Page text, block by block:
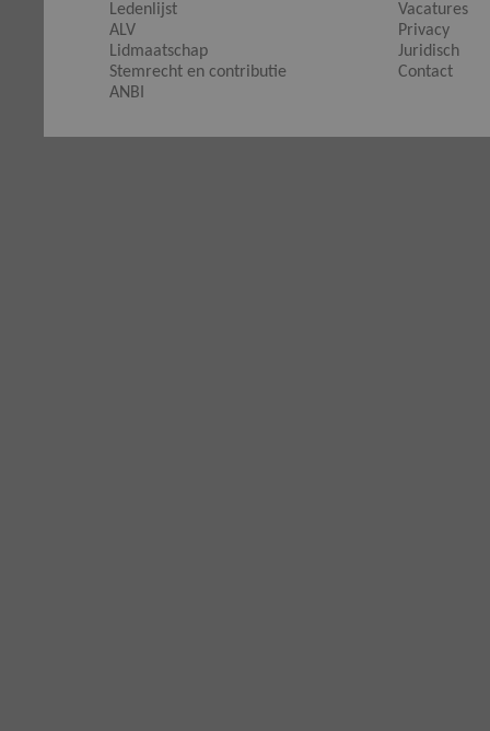
Ledenlijst
ALV
Lidmaatschap
Stemrecht en contributie
ANBI
Vacatures
Privacy
Juridisch
Contact